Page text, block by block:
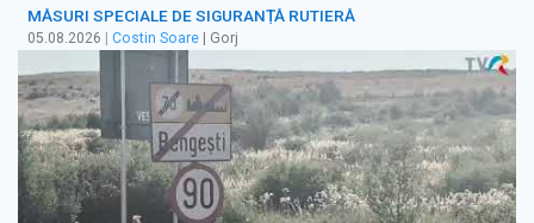
MĂSURI SPECIALE DE SIGURANȚĂ RUTIERĂ
05.08.2026 | Costin Soare | Gorj